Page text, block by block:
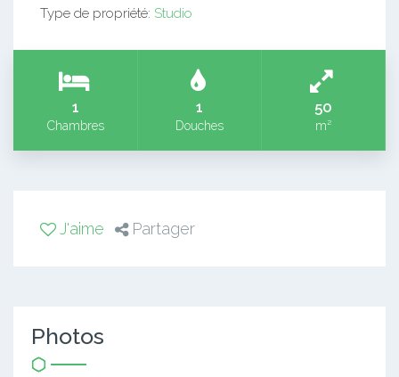
Type de propriété: Studio
1
Chambres
1
Douches
50
m²
J'aime Partager
Photos